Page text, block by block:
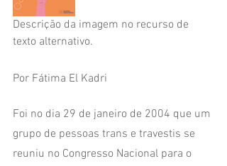
Descrição da imagem no recurso de
texto alternativo.
Por Fátima El Kadri
Foi no dia 29 de janeiro de 2004 que um
grupo de pessoas trans e travestis se
reuniu no Congresso Nacional para o